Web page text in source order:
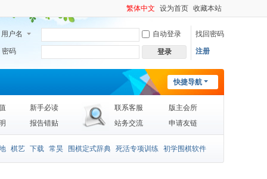
繁体中文 设为首页 收藏本站
用户名 自动登录 找回密码
密码 登录 注册
快捷导航
新手必读
报告错贴
联系客服
版主会所
站务交流
申请友链
棋艺 下载 常昊 围棋定式辞典 死活专项训练 初学围棋软件